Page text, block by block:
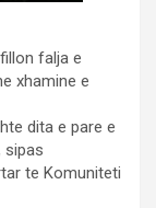
falja e
xhamine e
dita e pare e
sipas
te Komuniteti